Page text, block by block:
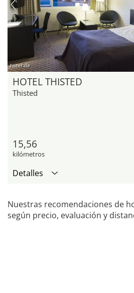
hotel.de
HOTEL THISTED
Thisted
15,56
kilómetros
Detalles
Nuestras recomendaciones de
según precio, evaluación y